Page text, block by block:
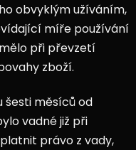
obvyklým užíváním,
míře používání
při převzetí
zboží.
šesti měsíců od
vadné již při
právo z vady,